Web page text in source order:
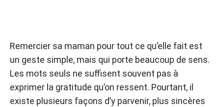
Remercier sa maman pour tout ce qu’elle fait est
un geste simple, mais qui porte beaucoup de sens.
Les mots seuls ne suffisent souvent pas à
exprimer la gratitude qu’on ressent. Pourtant, il
existe plusieurs façons d’y parvenir, plus sincères